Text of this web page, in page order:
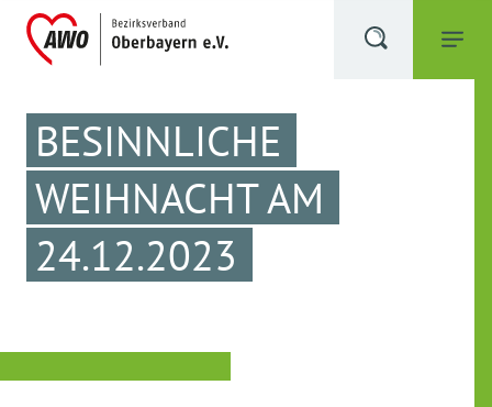
BESINNLICHE
WEIHNACHT AM
24.12.2023